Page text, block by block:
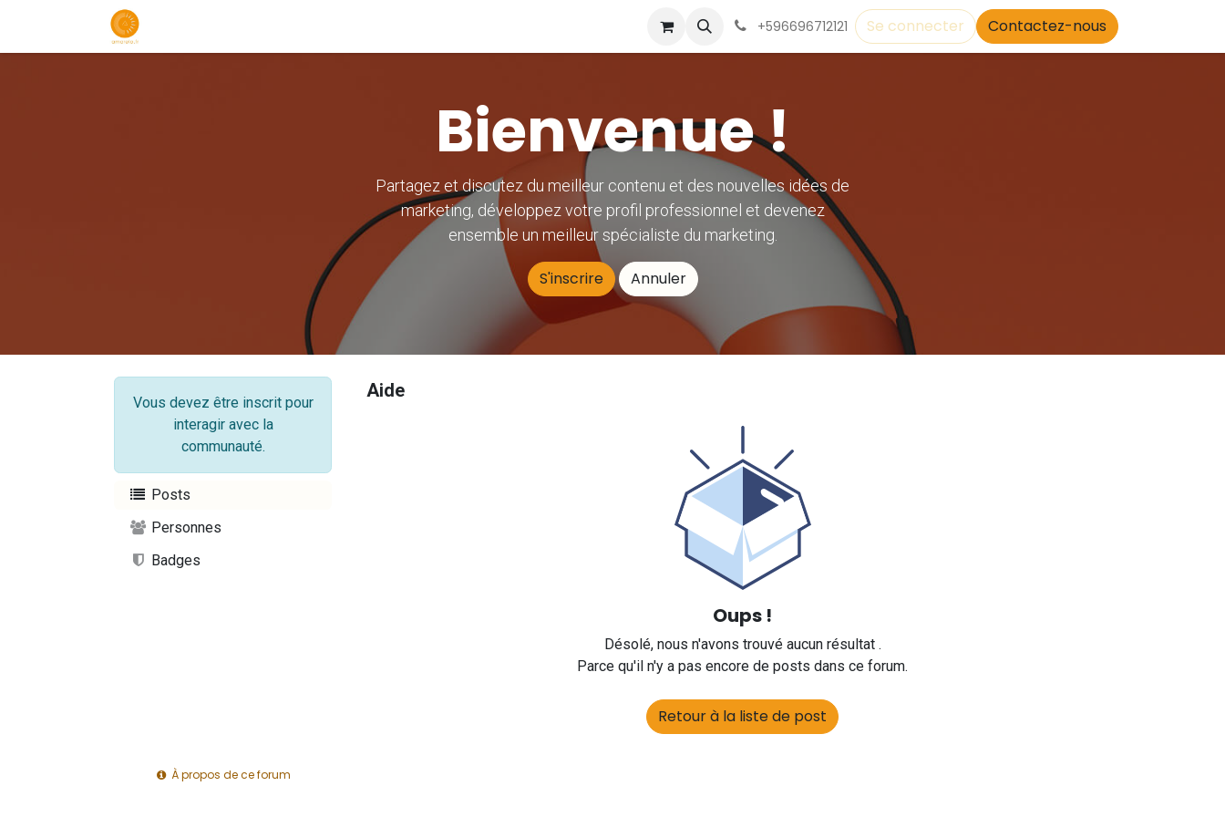
+596696712121 Se connecter Contactez-nous
Bienvenue !
Partagez et discutez du meilleur contenu et des nouvelles idées de
marketing, développez votre profil professionnel et devenez
ensemble un meilleur spécialiste du marketing.
S'inscrire Annuler
Vous devez être inscrit pour
interagir avec la
communauté.
Posts
Personnes
Badges
À propos de ce forum
Aide
Oups !
Désolé, nous n'avons trouvé aucun résultat .
Parce qu'il n'y a pas encore de posts dans ce forum.
Retour à la liste de post